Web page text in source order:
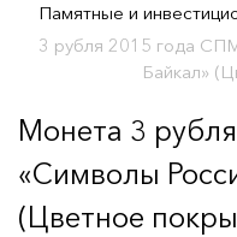
Памятные и
3 рубля 2015 года
Байкал»
Монета 3
«Символы
(Цветное